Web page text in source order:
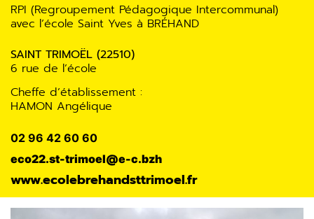
RPI (Regroupement Pédagogique Intercommunal)
avec l’école Saint Yves à BRÉHAND
SAINT TRIMOËL (22510)
6 rue de l’école
Cheffe d’établissement :
HAMON Angélique
02 96 42 60 60
eco22.st-trimoel@e-c.bzh
www.ecolebrehandsttrimoel.fr